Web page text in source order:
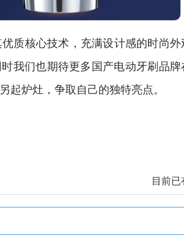
质核心技术，充满设计感的时尚外
我们也期待更多国产电动牙刷品牌
起炉灶，争取自己的独特亮点。
目前已